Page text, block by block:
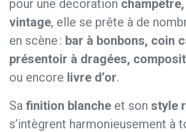
pour une décoration
vintage, elle se prête à de
en scène : bar à bonbons, coin
présentoir à dragées,
ou encore livre d’or.
Sa finition blanche et son style
s’intègrent harmonieusement à